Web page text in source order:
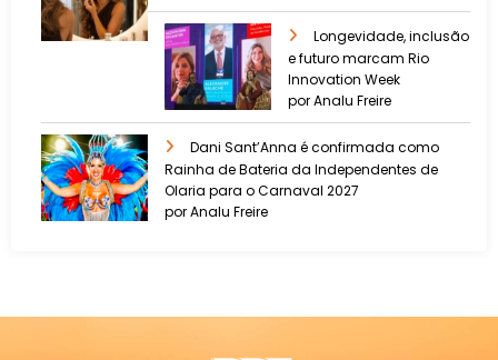
Longevidade, inclusão
e futuro marcam Rio
Innovation Week
por Analu Freire
Dani Sant’Anna é confirmada como
Rainha de Bateria da Independentes de
Olaria para o Carnaval 2027
por Analu Freire